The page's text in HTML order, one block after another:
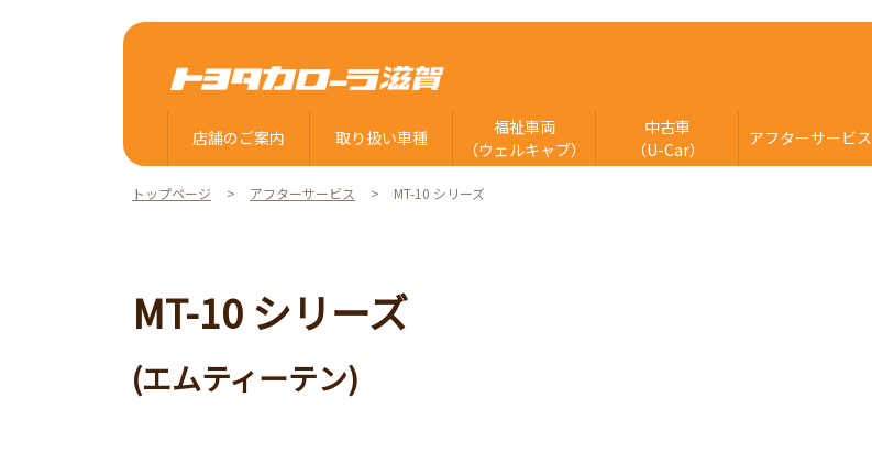
店舗のご案内 取り扱い車種
福祉車両
（ウェルキャブ）
中古車
（U-Car）
アフターサービス
トップページ アフターサービス MT-10 シリーズ
MT-10 シリーズ
(エムティーテン)